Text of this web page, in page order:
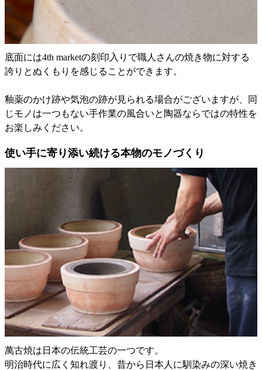
底面には4th marketの刻印入りで職人さんの焼き物に対する
誇りとぬくもりを感じることができます。
釉薬のかけ跡や気泡の跡が見られる場合がございますが、同
じモノは一つもない手作業の風合いと陶器ならではの特性を
お楽しみください。
使い手に寄り添い続ける本物のモノづくり
萬古焼は日本の伝統工芸の一つです。
明治時代に広く知れ渡り、昔から日本人に馴染みの深い焼き